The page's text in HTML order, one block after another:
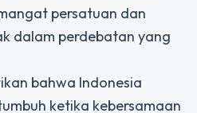
persatuan dan
dalam perdebatan yang
bahwa Indonesia
ketika kebersamaan